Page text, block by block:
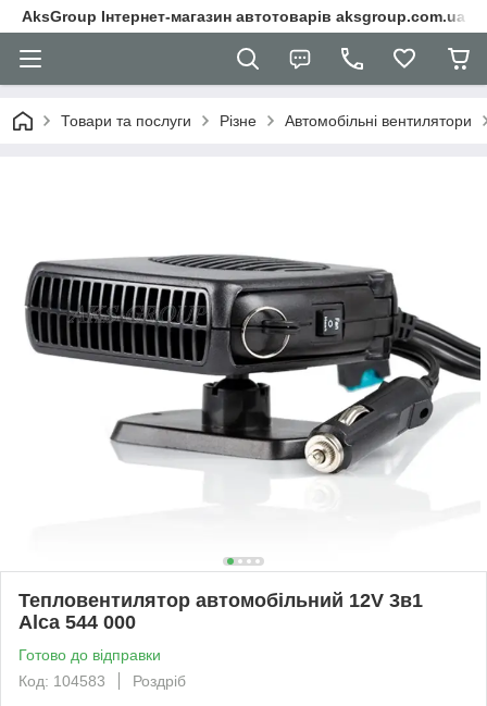
AksGroup Інтернет-магазин автотоварів aksgroup.com.ua
Товари та послуги Різне Автомобільні вентилятори
Тепловентилятор автомобільний 12V 3в1
Alca 544 000
Готово до відправки
Код: 104583
Роздріб